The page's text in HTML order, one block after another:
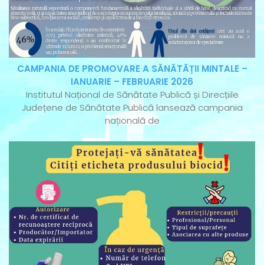
CAMPANIA DE PROMOVARE A SĂNĂTĂȚII MINTALE –
IANUARIE – FEBRUARIE 2026
Institutul Național de Sănătate Publică și Direcțiile
Județene de Sănătate Publică lansează campania
națională de